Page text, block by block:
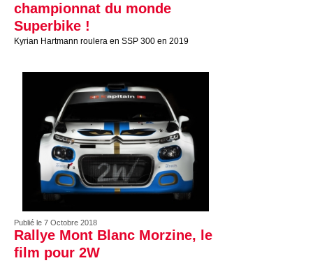
championnat du monde
Superbike !
Kyrian Hartmann roulera en SSP 300 en 2019
Publié le 7 Octobre 2018
Rallye Mont Blanc Morzine, le
film pour 2W